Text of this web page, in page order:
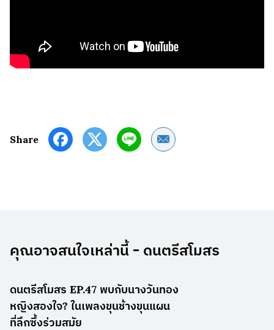
Share Share by Email
คุณอาจสนใจเหล่านี้ - ดนตรีสโมสร
ดนตรีสโมสร EP.47 พบกับนางวันทอง
หญิงสองใจ? ในเพลงขุนช้างขุนแผน
ที่ลึกซึ้งร่วมสมัย